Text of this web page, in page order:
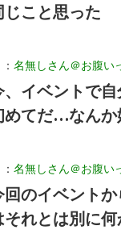
じこと思った
名無しさん＠お腹い
、イベントで
めてだ…なんか
名無しさん＠お腹い
回のイベント
それとは別に何